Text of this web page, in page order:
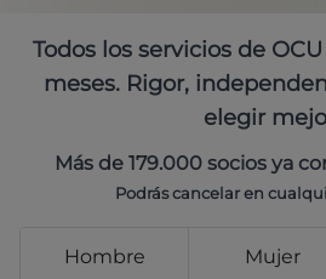
Todos los servicios de
meses. Rigor,
elegir
Más de 179.000 socios ya
Podrás cancelar en
Hombre Mujer